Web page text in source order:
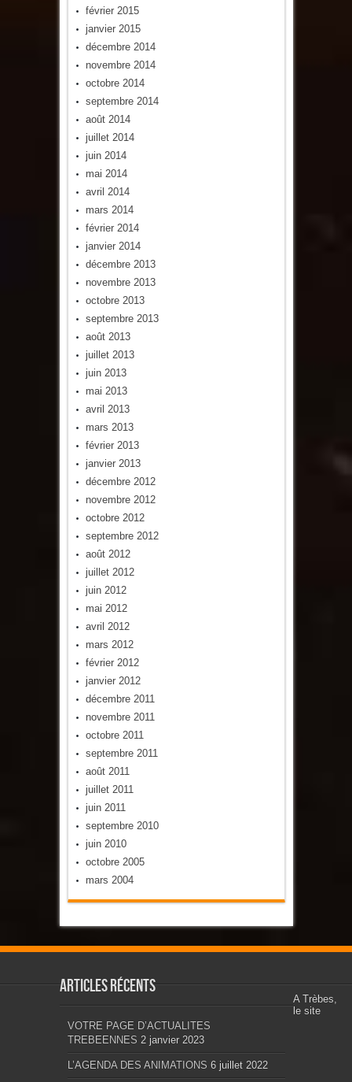
février 2015
janvier 2015
décembre 2014
novembre 2014
octobre 2014
septembre 2014
août 2014
juillet 2014
juin 2014
mai 2014
avril 2014
mars 2014
février 2014
janvier 2014
décembre 2013
novembre 2013
octobre 2013
septembre 2013
août 2013
juillet 2013
juin 2013
mai 2013
avril 2013
mars 2013
février 2013
janvier 2013
décembre 2012
novembre 2012
octobre 2012
septembre 2012
août 2012
juillet 2012
juin 2012
mai 2012
avril 2012
mars 2012
février 2012
janvier 2012
décembre 2011
novembre 2011
octobre 2011
septembre 2011
août 2011
juillet 2011
juin 2011
septembre 2010
juin 2010
octobre 2005
mars 2004
Articles récents
VOTRE PAGE D’ACTUALITES
TREBEENNES 2 janvier 2023
L’AGENDA DES ANIMATIONS 6 juillet 2022
A Trèbes,
le site